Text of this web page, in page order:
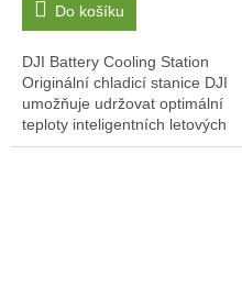
Do košíku
DJI Battery Cooling Station
Originální chladicí stanice DJI
umožňuje udržovat optimální
teploty inteligentních letových
baterií DB2160 a prodlužuje